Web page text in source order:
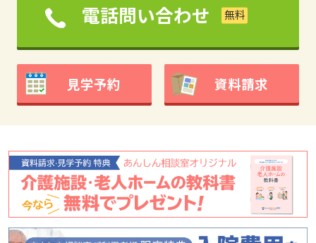
電話問い合わせ
見学予約 資料請求